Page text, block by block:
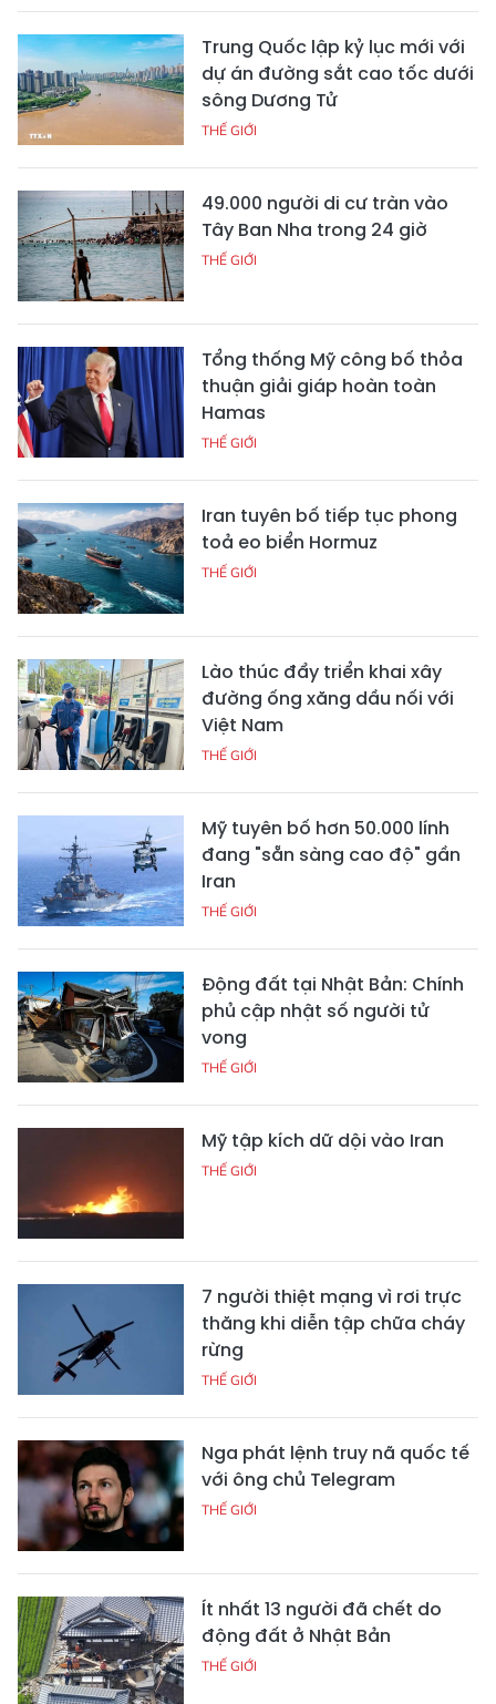
Trung Quốc lập kỷ lục mới với
dự án đường sắt cao tốc dưới
sông Dương Tử
THẾ GIỚI
49.000 người di cư tràn vào
Tây Ban Nha trong 24 giờ
THẾ GIỚI
Tổng thống Mỹ công bố thỏa
thuận giải giáp hoàn toàn
Hamas
THẾ GIỚI
Iran tuyên bố tiếp tục phong
toả eo biển Hormuz
THẾ GIỚI
Lào thúc đẩy triển khai xây
đường ống xăng dầu nối với
Việt Nam
THẾ GIỚI
Mỹ tuyên bố hơn 50.000 lính
đang "sẵn sàng cao độ" gần
Iran
THẾ GIỚI
Động đất tại Nhật Bản: Chính
phủ cập nhật số người tử
vong
THẾ GIỚI
Mỹ tập kích dữ dội vào Iran
THẾ GIỚI
7 người thiệt mạng vì rơi trực
thăng khi diễn tập chữa cháy
rừng
THẾ GIỚI
Nga phát lệnh truy nã quốc tế
với ông chủ Telegram
THẾ GIỚI
Ít nhất 13 người đã chết do
động đất ở Nhật Bản
THẾ GIỚI